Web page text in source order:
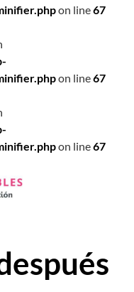
on line67
on line67
on line67